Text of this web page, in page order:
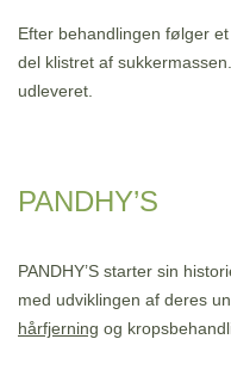
Efter behandlingen følger
del klistret af
udleveret.
PANDHY’S
PANDHY’S starter sin
med udviklingen af deres
hårfjerning og